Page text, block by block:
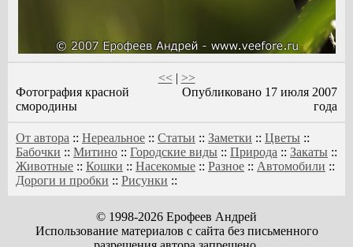
<<| >>
Фотография красной
смородины
Опубликовано 17 июля 2007
года
От автора :: Нереальное :: Статьи :: Заметки :: Цветы ::
Бабочки :: Митино :: Городские виды :: Природа :: Закаты ::
Животные :: Кошки :: Насекомые :: Разное :: Автомобили ::
Дороги и пробки :: Рисунки ::
© 1998-2026 Ерофеев Андрей
Использование материалов с сайта без письменного